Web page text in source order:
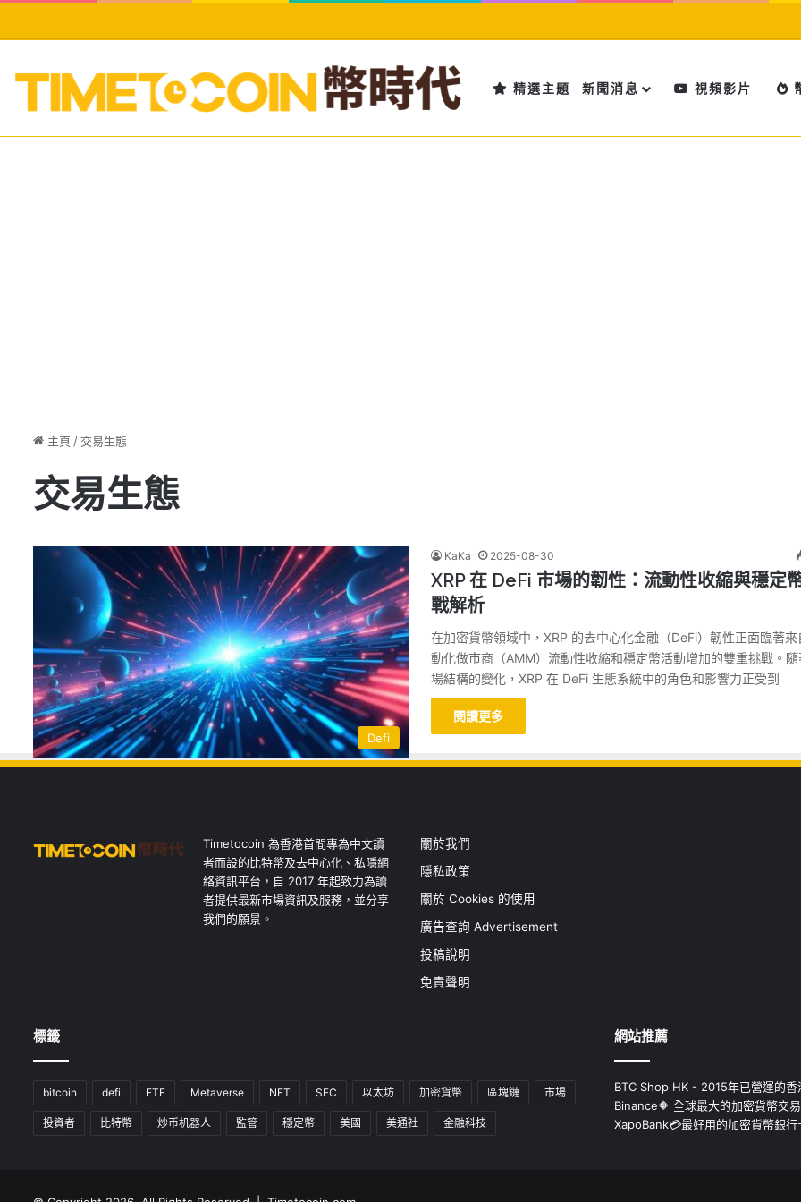
精選主題 新聞消息 視頻影片
主頁 / 交易生態
交易生態
Defi
KaKa 2025-08-30
XRP 在 DeFi 市場的韌性：流動性收縮與穩定
戰解析
在加密貨幣領域中，XRP 的去中心化金融（DeFi）韌性正面臨著來
動化做市商（AMM）流動性收縮和穩定幣活動增加的雙重挑戰。
場結構的變化，XRP 在 DeFi 生態系統中的角色和影響力正受到
閱讀更多
Timetocoin 為香港首間專為中文讀
者而設的比特幣及去中心化、私隱網
絡資訊平台，自 2017 年起致力為讀
者提供最新市場資訊及服務，並分享
我們的願景。
關於我們
隱私政策
關於 Cookies 的使用
廣告查詢 Advertisement
投稿說明
免責聲明
標籤
bitcoin defi ETF Metaverse NFT SEC 以太坊 加密貨幣 區塊鏈 市場
投資者 比特幣 炒币机器人 監管 穩定幣 美國 美通社 金融科技
網站推薦
BTC Shop HK - 2015年已營運的
Binance🔶 全球最大的加密貨幣交
XapoBank💳最好用的加密貨幣銀行